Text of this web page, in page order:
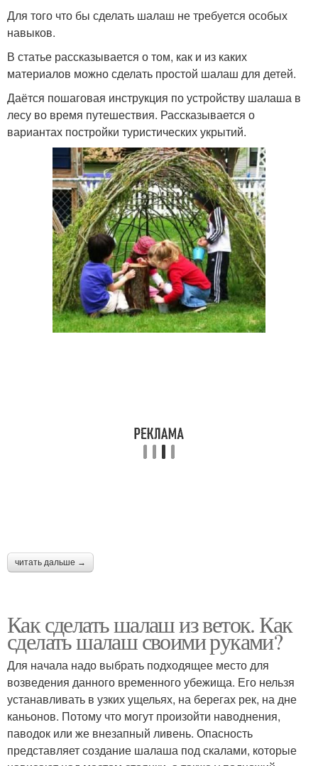
Для того что бы сделать шалаш не требуется особых
навыков.
В статье рассказывается о том, как и из каких
материалов можно сделать простой шалаш для детей.
Даётся пошаговая инструкция по устройству шалаша в
лесу во время путешествия. Рассказывается о
вариантах постройки туристических укрытий.
читать дальше →
Как сделать шалаш из веток. Как
сделать шалаш своими руками?
Для начала надо выбрать подходящее место для
возведения данного временного убежища. Его нельзя
устанавливать в узких ущельях, на берегах рек, на дне
каньонов. Потому что могут произойти наводнения,
паводок или же внезапный ливень. Опасность
представляет создание шалаша под скалами, которые